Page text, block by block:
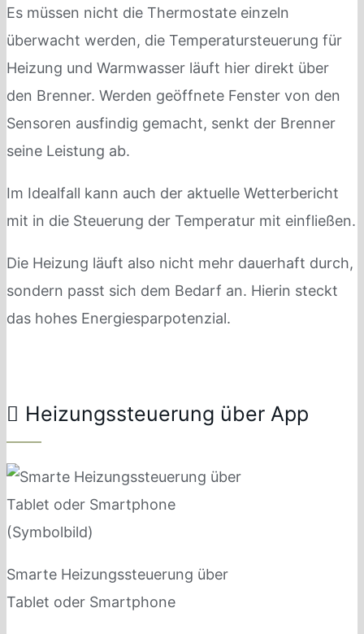
Es müssen nicht die Thermostate einzeln
überwacht werden, die Temperatursteuerung für
Heizung und Warmwasser läuft hier direkt über
den Brenner. Werden geöffnete Fenster von den
Sensoren ausfindig gemacht, senkt der Brenner
seine Leistung ab.
Im Idealfall kann auch der aktuelle Wetterbericht
mit in die Steuerung der Temperatur mit einfließen.
Die Heizung läuft also nicht mehr dauerhaft durch,
sondern passt sich dem Bedarf an. Hierin steckt
das hohes Energiesparpotenzial.
Heizungssteuerung über App
Smarte Heizungssteuerung über
Tablet oder Smartphone